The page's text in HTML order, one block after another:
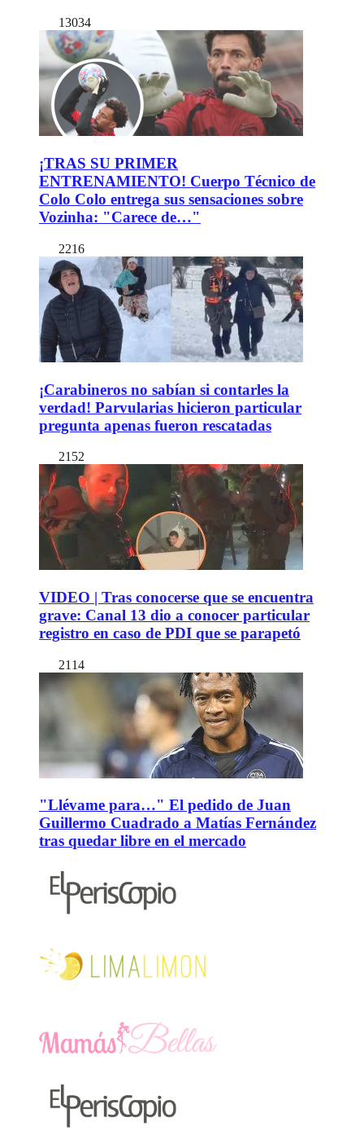
13034
¡TRAS SU PRIMER
ENTRENAMIENTO! Cuerpo Técnico de
Colo Colo entrega sus sensaciones sobre
Vozinha: "Carece de…"
2216
¡Carabineros no sabían si contarles la
verdad! Parvularias hicieron particular
pregunta apenas fueron rescatadas
2152
VIDEO | Tras conocerse que se encuentra
grave: Canal 13 dio a conocer particular
registro en caso de PDI que se parapetó
2114
"Llévame para…" El pedido de Juan
Guillermo Cuadrado a Matías Fernández
tras quedar libre en el mercado